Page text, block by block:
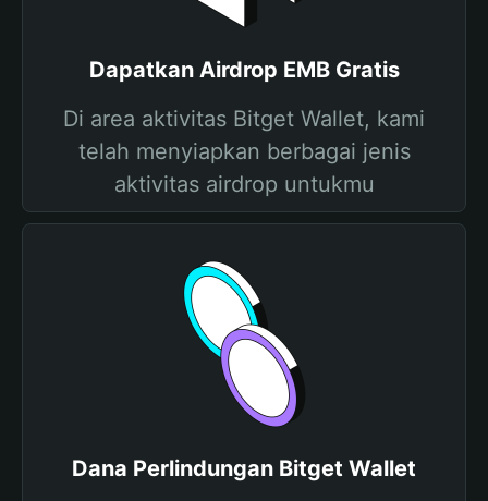
Dapatkan Airdrop EMB Gratis
Di area aktivitas Bitget Wallet, kami
telah menyiapkan berbagai jenis
aktivitas airdrop untukmu
Dana Perlindungan Bitget Wallet